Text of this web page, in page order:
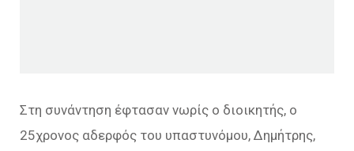
Στη συνάντηση έφτασαν νωρίς ο διοικητής, ο
25χρονος αδερφός του υπαστυνόμου, Δημήτρης,